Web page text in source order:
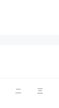
二 三